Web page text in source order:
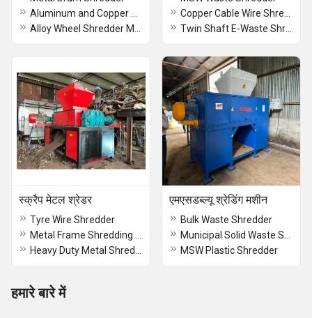
स्क्रैप मेटल श्रेडर
Tyre Wire Shredder
एमएसडब्ल्यू श्रेडिंग मशीन
Bulk Waste Shredder
MSW Plastic Shredder
हमारे बारे में